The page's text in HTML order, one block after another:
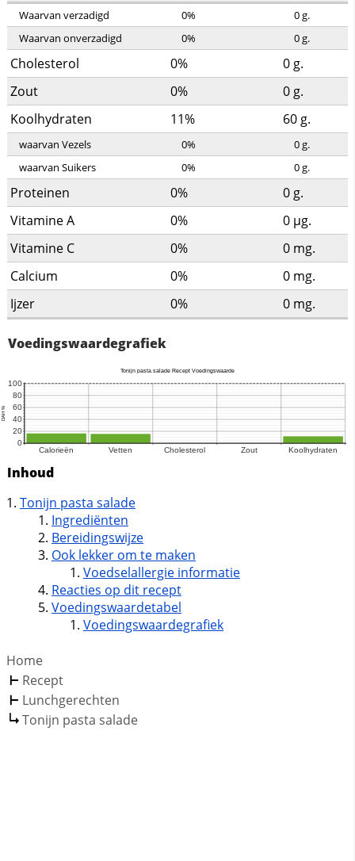
Waarvan verzadigd 0% 0g.
Waarvan onverzadigd
0% 0g.
Cholesterol 0% 0 g.
Zout
0% 0 g.
Koolhydraten
11% 60 g.
waarvan Vezels 0% 0g.
waarvan Suikers
0% 0g.
Proteinen 0% 0 g.
Vitamine A
0% 0 µg.
Vitamine C
0% 0 mg.
Calcium
0% 0 mg.
Ijzer
0% 0 mg.
Voedingswaardegrafiek
Inhoud
Tonijn pasta salade
Ingrediënten
Bereidingswijze
Ook lekker om te maken
Voedselallergie informatie
Reacties op dit recept
Voedingswaardetabel
Voedingswaardegrafiek
Home
Recept
Lunchgerechten
Tonijn pasta salade